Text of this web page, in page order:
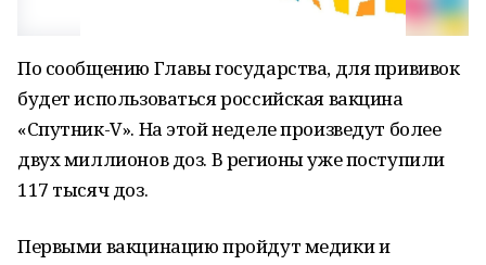
По сообщению Главы государства, для прививок
будет использоваться российская вакцина
«Спутник-V». На этой неделе произведут более
двух миллионов доз. В регионы уже поступили
117 тысяч доз.
Первыми вакцинацию пройдут медики и